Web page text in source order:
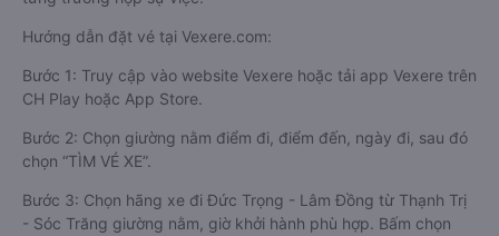
Hướng dẫn đặt vé tại Vexere.com:
Bước 1: Truy cập vào website Vexere hoặc tải app Vexere trên
CH Play hoặc App Store.
Bước 2: Chọn giường nằm điểm đi, điểm đến, ngày đi, sau đó
chọn “TÌM VÉ XE”.
Bước 3: Chọn hãng xe đi Đức Trọng - Lâm Đồng từ Thạnh Trị
- Sóc Trăng giường nằm, giờ khởi hành phù hợp. Bấm chọn